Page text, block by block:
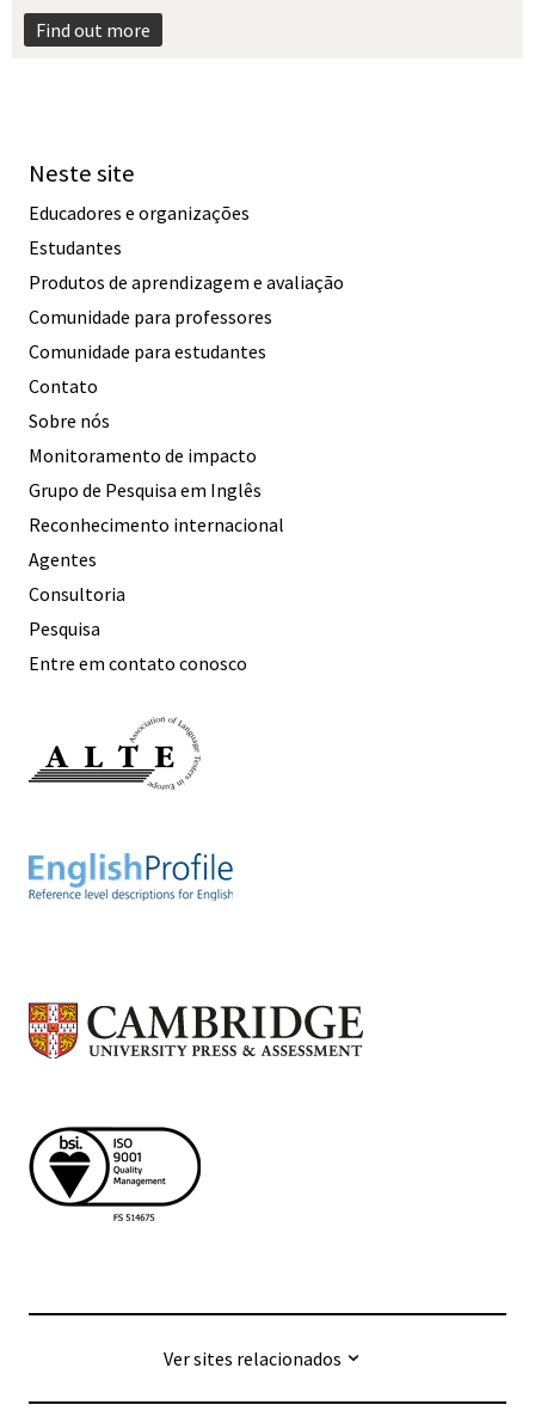
Find out more
Neste site
Educadores e organizações
Estudantes
Produtos de aprendizagem e avaliação
Comunidade para professores
Comunidade para estudantes
Contato
Sobre nós
Monitoramento de impacto
Grupo de Pesquisa em Inglês
Reconhecimento internacional
Agentes
Consultoria
Pesquisa
Entre em contato conosco
Ver sites relacionados